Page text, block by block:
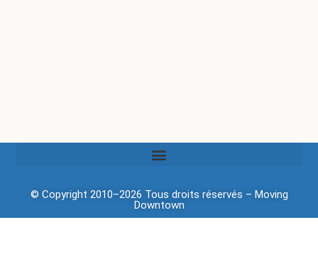
© Copyright 2010–2026 Tous droits réservés – Moving
Downtown